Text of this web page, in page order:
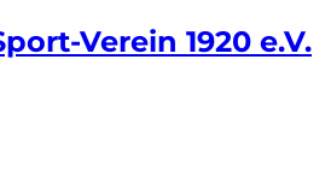
Verein 1920 e.V.
Lohausen